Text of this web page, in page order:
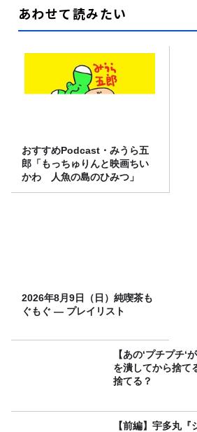
あわせて読みたい
おすすめPodcast・みうら五
郎「もっちゅりんと映画ちい
かわ 人魚の島のひみつ」
2026年8月9日（日）純喫茶も
ぐもぐ ― プレイリスト
【あの‘プチプチ‘
を潰してから捨て
捨てる？
【前編】宇多丸『